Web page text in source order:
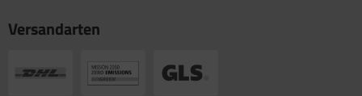
Versandarten